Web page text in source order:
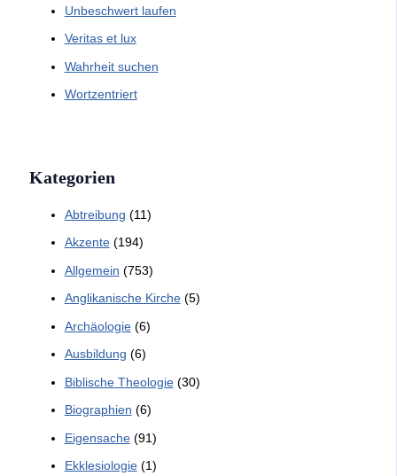
Unbeschwert laufen
Veritas et lux
Wahrheit suchen
Wortzentriert
Kategorien
Abtreibung (11)
Akzente(194)
Allgemein (753)
Anglikanische Kirche(5)
Archäologie(6)
Ausbildung (6)
Biblische Theologie(30)
Biographien (6)
Eigensache(91)
Ekklesiologie(1)